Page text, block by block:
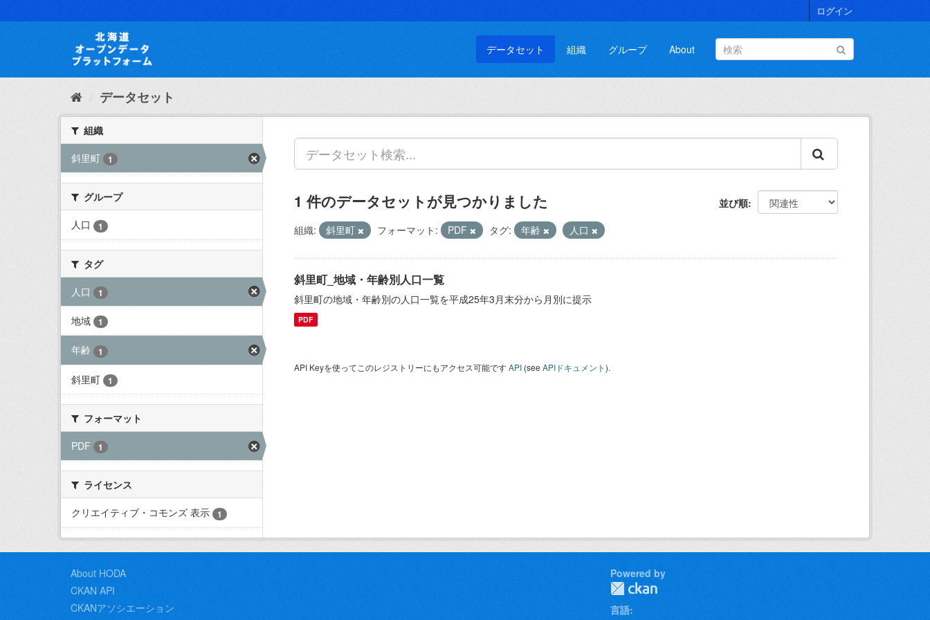
キ
て
ログイン
データセット 組織 グループ About
データセット
組織
斜里町
1
グループ
人口
1
タグ
人口
1
地域 1
年齢 1
斜里町 1
フォーマット
PDF
1
ライセンス
クリエイティブ・コモンズ 表示
1
並び順
1 件のデータセットが見つかりました
組織: 斜里町 フォーマット: PDF タグ: 年齢 人口
斜里町_地域・年齢別人口一覧
斜里町の地域・年齢別の人口一覧を平成25年3月末分から月別に提示
PDF
API Keyを使ってこのレジストリーにもアクセス可能ですAPI (see APIドキュメント).
About HODA
CKAN API
CKANアソシエーション
Powered by
言語